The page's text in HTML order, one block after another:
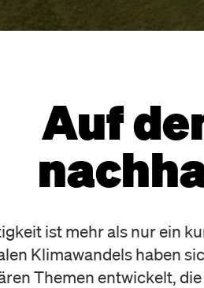
Auf
ist mehr als nur ein
Klimawandels haben
Themen entwickelt,